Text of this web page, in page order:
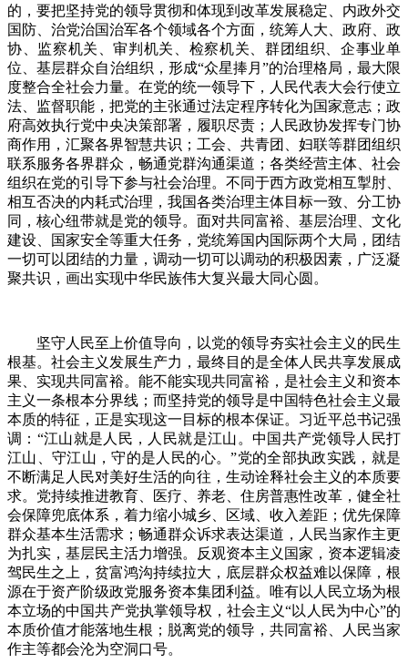
的，要把坚持党的领导贯彻和体现到改革发展稳定、内政外交
国防、治党治国治军各个领域各个方面，统筹人大、政府、政
协、监察机关、审判机关、检察机关、群团组织、企事业单
位、基层群众自治组织，形成“众星捧月”的治理格局，最大限
度整合全社会力量。在党的统一领导下，人民代表大会行使立
法、监督职能，把党的主张通过法定程序转化为国家意志；政
府高效执行党中央决策部署，履职尽责；人民政协发挥专门协
商作用，汇聚各界智慧共识；工会、共青团、妇联等群团组织
联系服务各界群众，畅通党群沟通渠道；各类经营主体、社会
组织在党的引导下参与社会治理。不同于西方政党相互掣肘、
相互否决的内耗式治理，我国各类治理主体目标一致、分工协
同，核心纽带就是党的领导。面对共同富裕、基层治理、文化
建设、国家安全等重大任务，党统筹国内国际两个大局，团结
一切可以团结的力量，调动一切可以调动的积极因素，广泛凝
聚共识，画出实现中华民族伟大复兴最大同心圆。
坚守人民至上价值导向，以党的领导夯实社会主义的民生
根基。社会主义发展生产力，最终目的是全体人民共享发展成
果、实现共同富裕。能不能实现共同富裕，是社会主义和资本
主义一条根本分界线；而坚持党的领导是中国特色社会主义最
本质的特征，正是实现这一目标的根本保证。习近平总书记强
调：“江山就是人民，人民就是江山。中国共产党领导人民打
江山、守江山，守的是人民的心。”党的全部执政实践，就是
不断满足人民对美好生活的向往，生动诠释社会主义的本质要
求。党持续推进教育、医疗、养老、住房普惠性改革，健全社
会保障兜底体系，着力缩小城乡、区域、收入差距；优先保障
群众基本生活需求；畅通群众诉求表达渠道，人民当家作主更
为扎实，基层民主活力增强。反观资本主义国家，资本逻辑凌
驾民生之上，贫富鸿沟持续拉大，底层群众权益难以保障，根
源在于资产阶级政党服务资本集团利益。唯有以人民立场为根
本立场的中国共产党执掌领导权，社会主义“以人民为中心”的
本质价值才能落地生根；脱离党的领导，共同富裕、人民当家
作主等都会沦为空洞口号。